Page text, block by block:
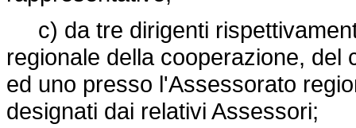
c) da tre dirigenti
regionale della cooperazione, del
ed uno presso l'Assessorato
designati dai relativi Assessori;